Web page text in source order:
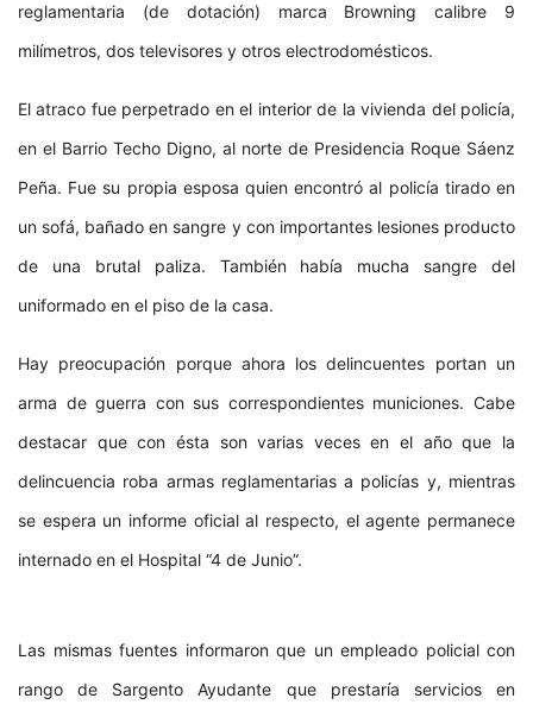
reglamentaria (de dotación) marca Browning calibre 9
milímetros, dos televisores y otros electrodomésticos.
El atraco fue perpetrado en el interior de la vivienda del policía,
en el Barrio Techo Digno, al norte de Presidencia Roque Sáenz
Peña. Fue su propia esposa quien encontró al policía tirado en
un sofá, bañado en sangre y con importantes lesiones producto
de una brutal paliza. También había mucha sangre del
uniformado en el piso de la casa.
Hay preocupación porque ahora los delincuentes portan un
arma de guerra con sus correspondientes municiones. Cabe
destacar que con ésta son varias veces en el año que la
delincuencia roba armas reglamentarias a policías y, mientras
se espera un informe oficial al respecto, el agente permanece
internado en el Hospital “4 de Junio”.
Las mismas fuentes informaron que un empleado policial con
rango de Sargento Ayudante que prestaría servicios en